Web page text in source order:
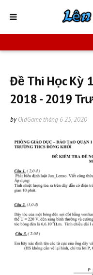
Đề Thi Học Kỳ
2018 - 2019
by OldGame tháng 6 25, 2020